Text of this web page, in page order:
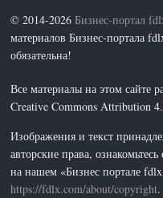
© 2014-2026Бизнес-портал
материалов Бизнес-портала
обязательна!
Все материалы на этом сайте
Creative Commons Attribution
Изображения и текст
авторские права,
на нашем «Бизнес портале
https://fdlx.com/about/copyright.